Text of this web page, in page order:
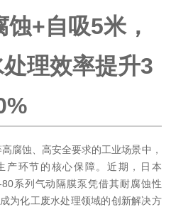
+自吸5米，
理效率提升3
腐蚀、高安全要求的工业场景中，
产环节的核心保障。近期，日本
系列气动隔膜泵凭借其耐腐蚀性
为化工废水处理领域的创新解决方